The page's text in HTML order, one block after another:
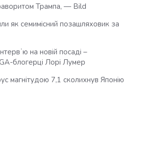
Трампа, — Bild
як семимісний позашляховик за
на новій посаді –
блогерці Лорі Лумер
магнітудою 7,1 сколихнув Японію